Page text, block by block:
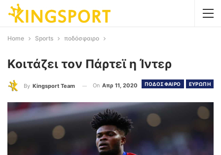
Home Sports ποδόσφαιρο
Κοιτάζει τον Πάρτεϊ η Ίντερ
ΠΟΔΟΣΦΑΙΡΟ ΕΥΡΩΠΗ
By Kingsport Team On Απρ 11, 2020